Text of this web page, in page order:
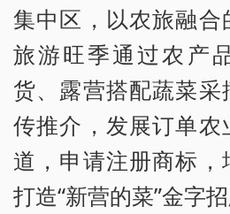
集中区，以农旅融合
旅游旺季通过农产
货、露营搭配蔬菜采
传推介，发展订单农
道，申请注册商标，
打造“新营的菜”金字